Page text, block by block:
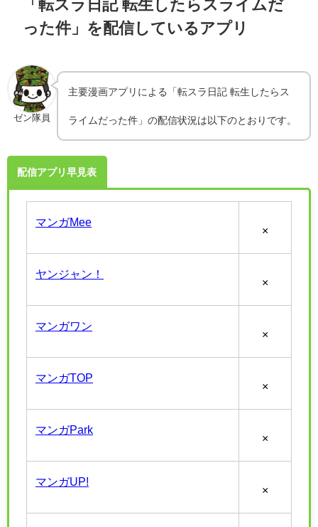
「転スラ日記 転生したらスライムだ
った件」を配信しているアプリ
ゼン隊員
主要漫画アプリによる「転スラ日記 転生したらス
ライムだった件」の配信状況は以下のとおりです。
配信アプリ早見表
マンガMee
×
ヤンジャン！
×
マンガワン
×
マンガTOP
×
マンガPark
×
マンガUP!
×